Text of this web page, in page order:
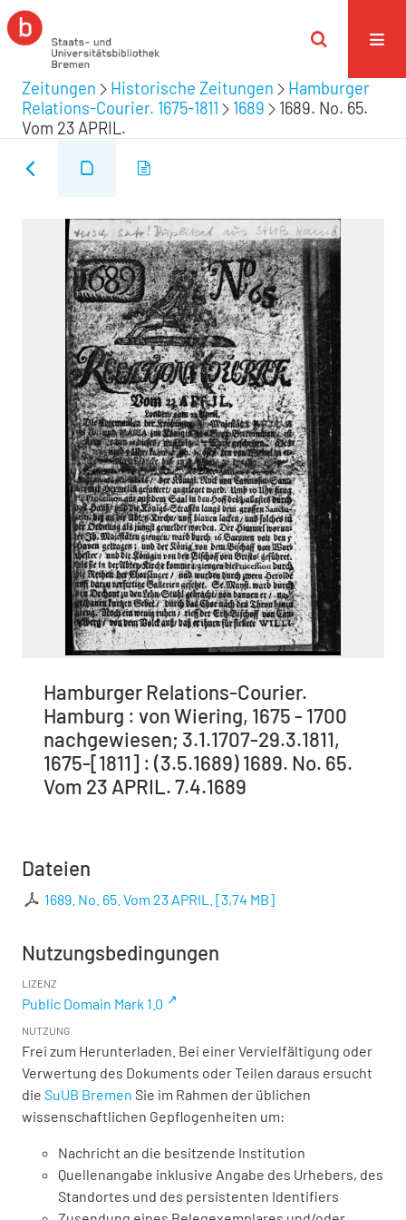
Zeitungen Historische Zeitungen
Hamburger
Relations-Courier. 1675-1811
1689
1689. No. 65.
Vom 23 APRIL.
Hamburger Relations-Courier.
Hamburg : von Wiering, 1675 - 1700
nachgewiesen; 3.1.1707-29.3.1811,
1675-[1811] : (3.5.1689) 1689. No. 65.
Vom 23 APRIL. 7.4.1689
Dateien
1689. No. 65. Vom 23 APRIL. [3,74 MB]
Nutzungsbedingungen
LIZENZ
Public Domain Mark 1.0
NUTZUNG
Frei zum Herunterladen. Bei einer Vervielfältigung oder
Verwertung des Dokuments oder Teilen daraus ersucht
die SuUB Bremen Sie im Rahmen der üblichen
wissenschaftlichen Gepflogenheiten um:
Nachricht an die besitzende Institution
Quellenangabe inklusive Angabe des Urhebers, des
Standortes und des persistenten Identifiers